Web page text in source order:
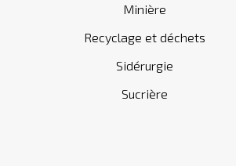
Minière
Recyclage et déchets
Sidérurgie
Sucrière